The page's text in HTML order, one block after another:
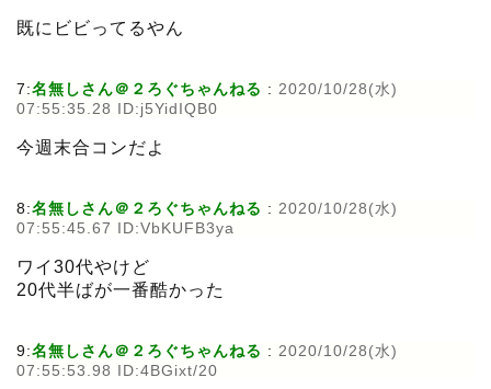
既にビビってるやん
7:名無しさん＠２ろぐちゃんねる : 2020/10/28(水)
07:55:35.28 ID:j5YidIQB0
今週末合コンだよ
8:名無しさん＠２ろぐちゃんねる : 2020/10/28(水)
07:55:45.67 ID:VbKUFB3ya
ワイ30代やけど
20代半ばが一番酷かった
9:名無しさん＠２ろぐちゃんねる : 2020/10/28(水)
07:55:53.98 ID:4BGixt/20